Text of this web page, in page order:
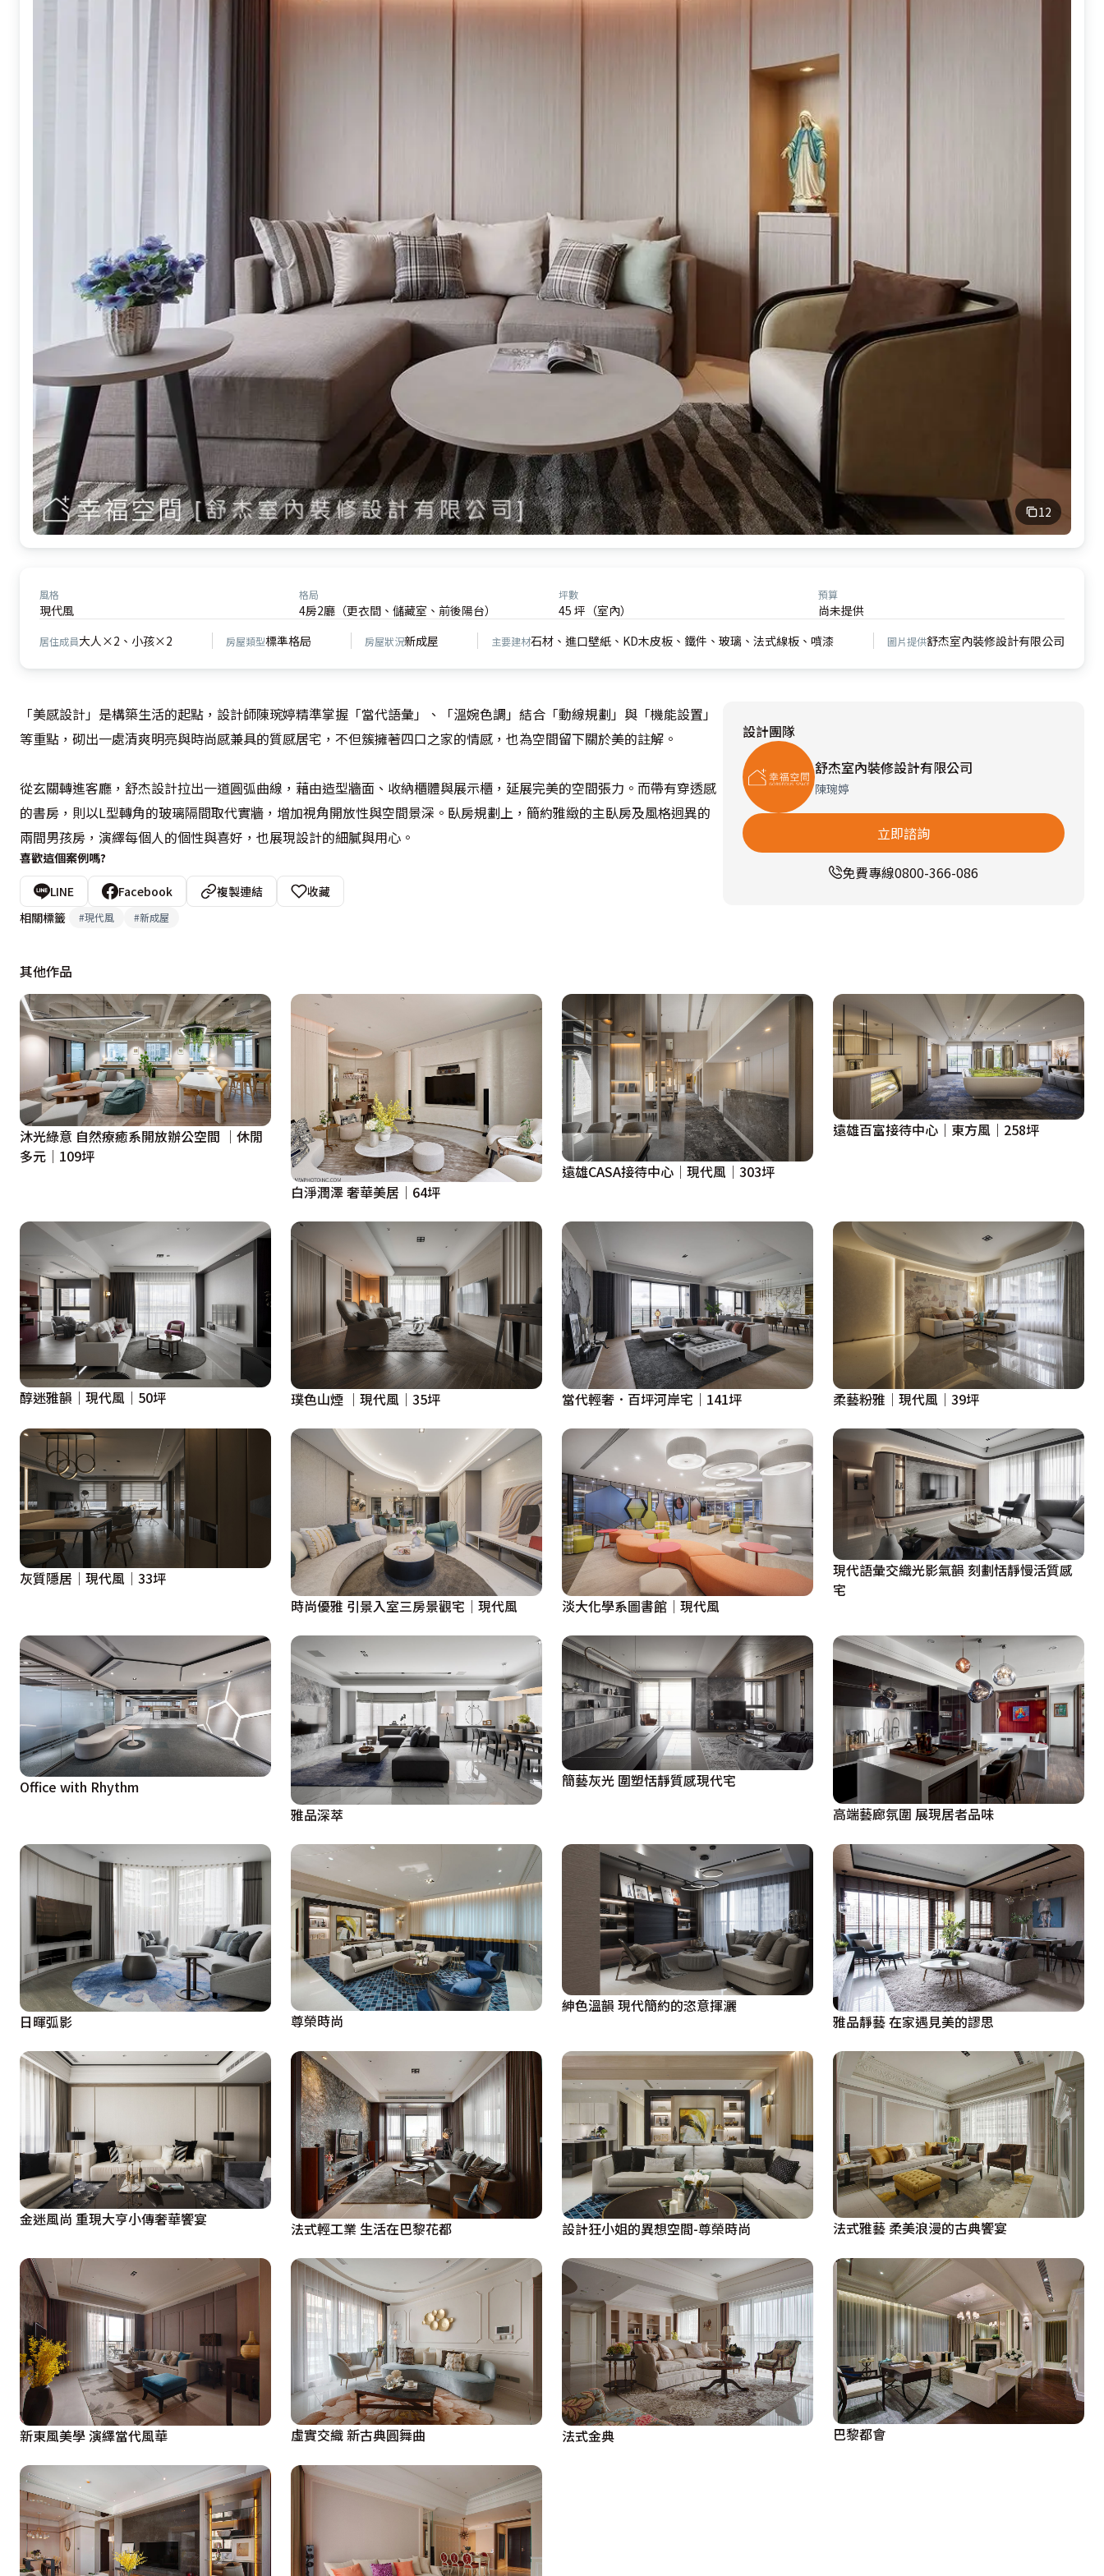
12
風格
現代風
格局
4房2廳（更衣間、儲藏室、前後陽台）
坪數
45 坪（室內）
預算
尚未提供
居住成員大人×2、小孩×2 房屋類型標準格局 房屋狀況新成屋 主要建材石材、進口壁紙、KD木皮板、鐵件、玻璃、法式線板、噴漆 圖片提供舒杰室內裝修設計有限公司
「美感設計」是構築生活的起點，設計師陳琬婷精準掌握「當代語彙」、「溫婉色調」結合「動線規劃」與「機能設置」
等重點，砌出一處清爽明亮與時尚感兼具的質感居宅，不但簇擁著四口之家的情感，也為空間留下關於美的註解。
從玄關轉進客廳，舒杰設計拉出一道圓弧曲線，藉由造型牆面、收納櫃體與展示櫃，延展完美的空間張力。而帶有穿透感
的書房，則以L型轉角的玻璃隔間取代實牆，增加視角開放性與空間景深。臥房規劃上，簡約雅緻的主臥房及風格迥異的
兩間男孩房，演繹每個人的個性與喜好，也展現設計的細膩與用心。
喜歡這個案例嗎?
LINE Facebook 複製連結
收藏
相關標籤
#現代風 #新成屋
設計團隊
舒杰室內裝修設計有限公司
陳琬婷
立即諮詢
免費專線0800-366-086
其他作品
沐光綠意 自然療癒系開放辦公空間 │休閒
多元│109坪
白淨潤澤 奢華美居│64坪
遠雄CASA接待中心│現代風│303坪
遠雄百富接待中心｜東方風｜258坪
醇迷雅韻｜現代風｜50坪 璞色山煙 │現代風│35坪 當代輕奢．百坪河岸宅｜141坪 柔藝粉雅│現代風│39坪
灰質隱居│現代風│33坪
時尚優雅 引景入室三房景觀宅│現代風
淡大化學系圖書館│現代風
現代語彙交織光影氣韻 刻劃恬靜慢活質感
宅
Office with Rhythm
雅品深萃
簡藝灰光 圍塑恬靜質感現代宅
高端藝廊氛圍 展現居者品味
日暉弧影 尊榮時尚
紳色溫韻 現代簡約的恣意揮灑
雅品靜藝 在家遇見美的謬思
金迷風尚 重現大亨小傳奢華饗宴 法式輕工業 生活在巴黎花都 設計狂小姐的異想空間-尊榮時尚 法式雅藝 柔美浪漫的古典饗宴
新東風美學 演繹當代風華 虛實交織 新古典圓舞曲 法式金典 巴黎都會